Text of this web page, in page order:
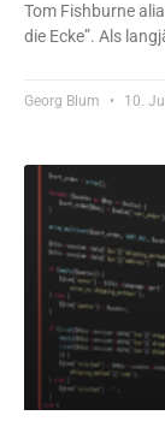
Tom Fishburne
die Ecke”. Als
Georg Blum 10.